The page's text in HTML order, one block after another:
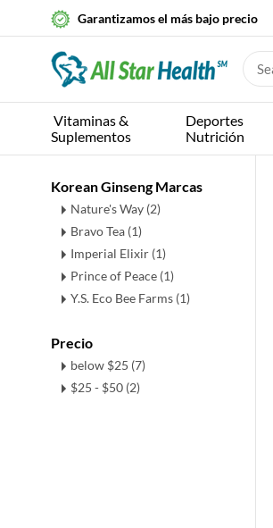
Garantizamos el más bajo precio
Vitaminas &
Suplementos
Deportes
Nutrición
Korean Ginseng Marcas
Nature's Way (2)
Bravo Tea (1)
Imperial Elixir (1)
Prince of Peace (1)
Y.S. Eco Bee Farms (1)
Precio
below $25 (7)
$25 - $50 (2)